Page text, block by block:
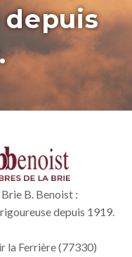
B. Benoist :
depuis 1919.
la Ferrière (77330)